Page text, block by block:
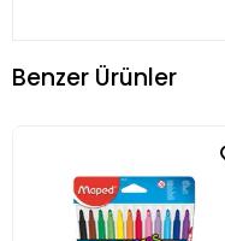
Benzer Ürünler